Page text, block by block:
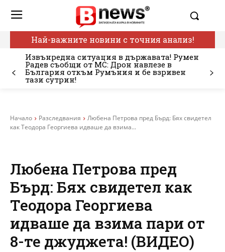
Най-важните новини с точния анализ!
Извънредна ситуация в държавата! Румен
Радев съобщи от МС: Дрон навлезе в
България откъм Румъния и бе взривен
тази сутрин!
Начало Разследвания
Любена Петрова пред Бърд: Бях свидетел
как Теодора Георгиева идваше да взима...
Любена Петрова пред
Бърд: Бях свидетел как
Теодора Георгиева
идваше да взима пари от
8-те джуджета! (ВИДЕО)